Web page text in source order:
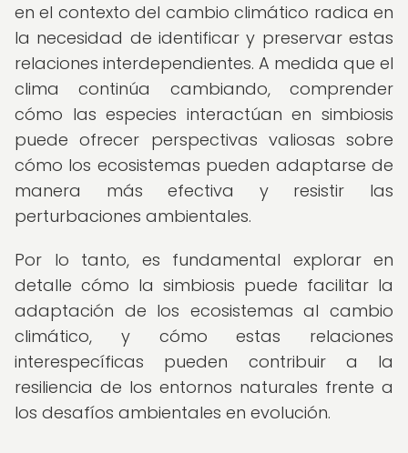
en el contexto del cambio climático radica en
la necesidad de identificar y preservar estas
relaciones interdependientes. A medida que el
clima continúa cambiando, comprender
cómo las especies interactúan en simbiosis
puede ofrecer perspectivas valiosas sobre
cómo los ecosistemas pueden adaptarse de
manera más efectiva y resistir las
perturbaciones ambientales.
Por lo tanto, es fundamental explorar en
detalle cómo la simbiosis puede facilitar la
adaptación de los ecosistemas al cambio
climático, y cómo estas relaciones
interespecíficas pueden contribuir a la
resiliencia de los entornos naturales frente a
los desafíos ambientales en evolución.